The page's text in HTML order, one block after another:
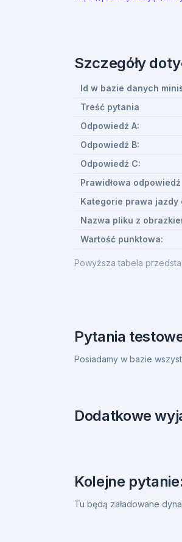
Szczegóły
Powyższa tabela
Id w bazie danych
Treść pytania
Odpowiedź A:
Odpowiedź B:
Odpowiedź C:
Prawidłowa odpowiedź
Kategorie prawa
Nazwa pliku z
Wartość punktowa:
Pytania
Posiadamy w bazie
Dodatkowe
Kolejne
Tu będą załadowane